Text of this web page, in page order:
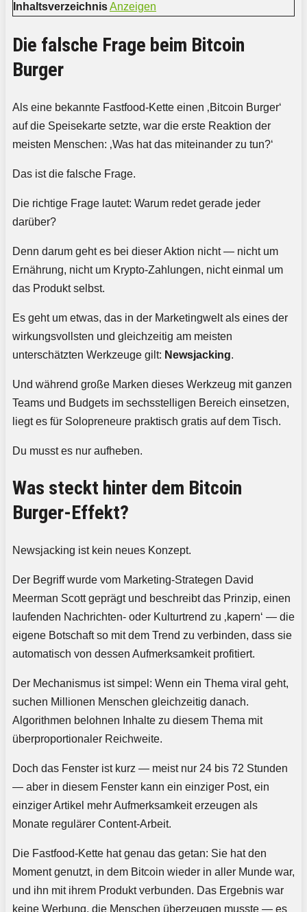
InhaltsverzeichnisAnzeigen
Die falsche Frage beim Bitcoin
Burger
Als eine bekannte Fastfood-Kette einen ‚Bitcoin Burger‘
auf die Speisekarte setzte, war die erste Reaktion der
meisten Menschen: ‚Was hat das miteinander zu tun?‘
Das ist die falsche Frage.
Die richtige Frage lautet: Warum redet gerade jeder
darüber?
Denn darum geht es bei dieser Aktion nicht — nicht um
Ernährung, nicht um Krypto-Zahlungen, nicht einmal um
das Produkt selbst.
Es geht um etwas, das in der Marketingwelt als eines der
wirkungsvollsten und gleichzeitig am meisten
unterschätzten Werkzeuge gilt: Newsjacking.
Und während große Marken dieses Werkzeug mit ganzen
Teams und Budgets im sechsstelligen Bereich einsetzen,
liegt es für Solopreneure praktisch gratis auf dem Tisch.
Du musst es nur aufheben.
Was steckt hinter dem Bitcoin
Burger-Effekt?
Newsjacking ist kein neues Konzept.
Der Begriff wurde vom Marketing-Strategen David
Meerman Scott geprägt und beschreibt das Prinzip, einen
laufenden Nachrichten- oder Kulturtrend zu ‚kapern‘ — die
eigene Botschaft so mit dem Trend zu verbinden, dass sie
automatisch von dessen Aufmerksamkeit profitiert.
Der Mechanismus ist simpel: Wenn ein Thema viral geht,
suchen Millionen Menschen gleichzeitig danach.
Algorithmen belohnen Inhalte zu diesem Thema mit
überproportionaler Reichweite.
Doch das Fenster ist kurz — meist nur 24 bis 72 Stunden
— aber in diesem Fenster kann ein einziger Post, ein
einziger Artikel mehr Aufmerksamkeit erzeugen als
Monate regulärer Content-Arbeit.
Die Fastfood-Kette hat genau das getan: Sie hat den
Moment genutzt, in dem Bitcoin wieder in aller Munde war,
und ihn mit ihrem Produkt verbunden. Das Ergebnis war
keine Werbung, die Menschen überzeugen musste — es